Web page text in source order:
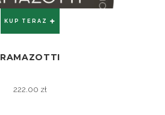
KUP TERAZ
RAMAZOTTI
222.00 zł